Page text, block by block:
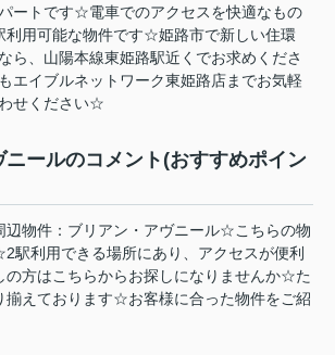
ートです☆電車でのアクセスを快適なもの
利用可能な物件です☆姫路市で新しい住環
ら、山陽本線東姫路駅近くでお求めくださ
エイブルネットワーク東姫路店までお気軽
せください☆
ニールのコメント(おすすめポイン
辺物件：ブリアン・アヴニール☆こちらの物
駅利用できる場所にあり、アクセスが便利
方はこちらからお探しになりませんか☆た
揃えております☆お客様に合った物件をご紹